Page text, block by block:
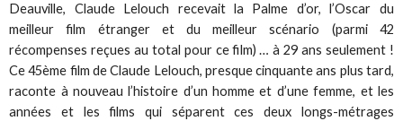
Deauville, Claude Lelouch recevait la Palme d’or, l’Oscar du
meilleur film étranger et du meilleur scénario (parmi 42
récompenses reçues au total pour ce film) … à 29 ans seulement !
Ce 45ème film de Claude Lelouch, presque cinquante ans plus tard,
raconte à nouveau l’histoire d’un homme et d’une femme, et les
années et les films qui séparent ces deux longs-métrages